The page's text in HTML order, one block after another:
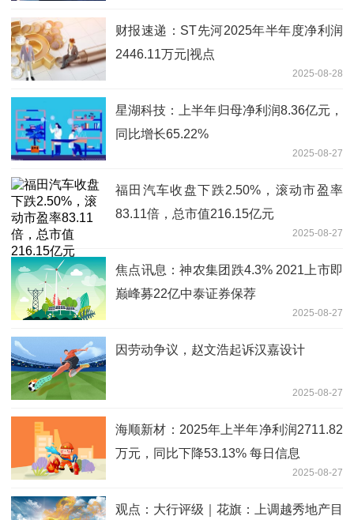
财报速递：ST先河2025年半年度净利润
2446.11万元|视点
2025-08-28
星湖科技：上半年归母净利润8.36亿元，
同比增长65.22%
2025-08-27
福田汽车收盘下跌2.50%，滚动市盈率
83.11倍，总市值216.15亿元
2025-08-27
焦点讯息：神农集团跌4.3% 2021上市即
巅峰募22亿中泰证券保荐
2025-08-27
因劳动争议，赵文浩起诉汉嘉设计
2025-08-27
海顺新材：2025年上半年净利润2711.82
万元，同比下降53.13% 每日信息
2025-08-27
观点：大行评级｜花旗：上调越秀地产目